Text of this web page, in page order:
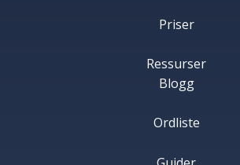
Priser
Ressurser
Blogg
Ordliste